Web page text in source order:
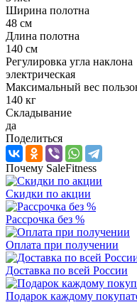
Ширина полотна
48 см
Длина полотна
140 см
Регулировка угла наклона
электрическая
Максимальный вес
140 кг
Складывание
да
Поделиться
Почему SaleFitness
Скидки по акции
Рассрочка без %
Оплата при получении
Доставка по всей России
Подарок каждому